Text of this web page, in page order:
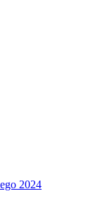
2024